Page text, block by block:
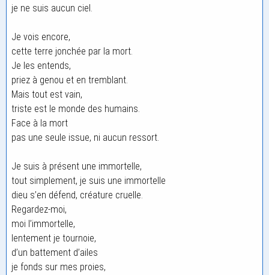
je ne suis aucun ciel.
Je vois encore,
cette terre jonchée par la mort.
Je les entends,
priez à genou et en tremblant.
Mais tout est vain,
triste est le monde des humains.
Face à la mort
pas une seule issue, ni aucun ressort.
Je suis à présent une immortelle,
tout simplement, je suis une immortelle
dieu s’en défend, créature cruelle.
Regardez-moi,
moi l’immortelle,
lentement je tournoie,
d’un battement d’ailes
je fonds sur mes proies,